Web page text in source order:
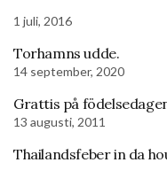
1 juli, 2016
Torhamns udde.
14 september, 2020
Grattis på
13 augusti, 2011
Thailandsfeber in da